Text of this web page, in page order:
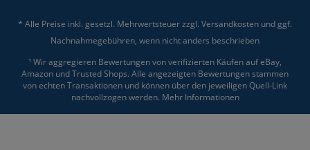
* Alle Preise inkl. gesetzl. Mehrwertsteuer zzgl. Versandkosten und ggf.
Nachnahmegebühren, wenn nicht anders beschrieben
¹ Wir aggregieren Bewertungen von verifizierten Käufen auf eBay,
Amazon und Trusted Shops. Alle angezeigten Bewertungen stammen
von echten Transaktionen und können über den jeweiligen Quell-Link
nachvollzogen werden. Mehr Informationen